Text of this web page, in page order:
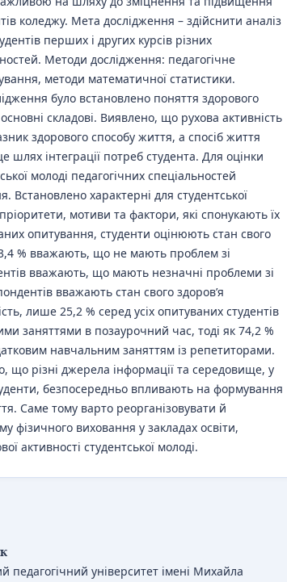
коледжу. Мета дослідження – здійснити аналіз
перших і других курсів різних
Методи дослідження: педагогічне
методи математичної статистики.
було встановлено поняття здорового
складові. Виявлено, що рухова активність
здорового способу життя, а спосіб життя
шлях інтеграції потреб студента. Для оцінки
молоді педагогічних спеціальностей
Встановлено характерні для студентської
мотиви та фактори, які спонукають їх
опитування, студенти оцінюють стан свого
% вважають, що не мають проблем зі
вважають, що мають незначні проблеми зі
вважають стан свого здоров’я
лише 25,2 % серед усіх опитуваних студентів
заняттями в позаурочний час, тоді як 74,2 %
навчальним заняттям із репетиторами.
що різні джерела інформації та середовище, у
безпосередньо впливають на формування
Саме тому варто реорганізовувати й
фізичного виховання у закладах освіти,
активності студентської молоді.
педагогічний університет імені Михайла